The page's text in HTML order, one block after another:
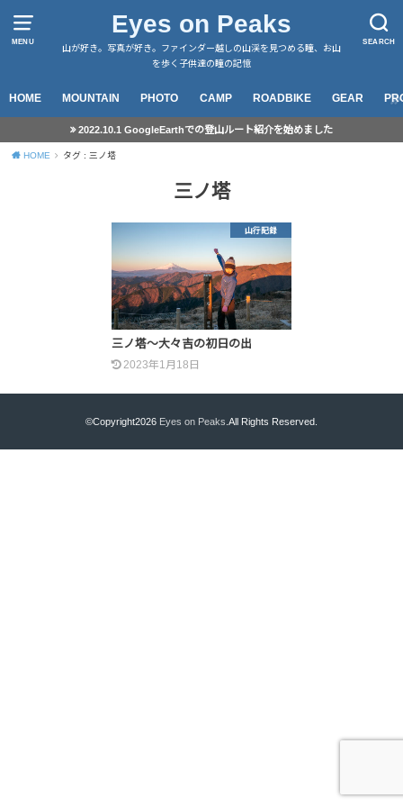
MENU SEARCH
Eyes on Peaks
山が好き。写真が好き。ファインダー越しの山渓を見つめる瞳、お山
を歩く子供達の瞳の記憶
HOME MOUNTAIN PHOTO CAMP ROADBIKE GEAR
2022.10.1 GoogleEarthでの登山ルート紹介を始めました
HOME タグ : 三ノ塔
三ノ塔
山行記録
三ノ塔～大々吉の初日の出
2023年1月18日
©Copyright2026 Eyes on Peaks .All Rights Reserved.